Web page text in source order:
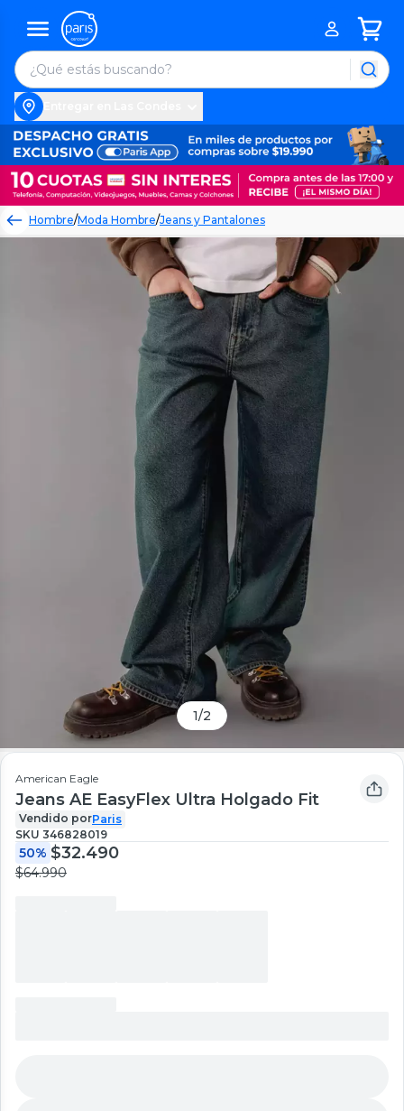
Hombre/Moda Hombre/Jeans y Pantalones
1/2
American Eagle
Jeans AE EasyFlex Ultra Holgado Fit
Vendido porParis
SKU 346828019
50% $32.490
$64.990